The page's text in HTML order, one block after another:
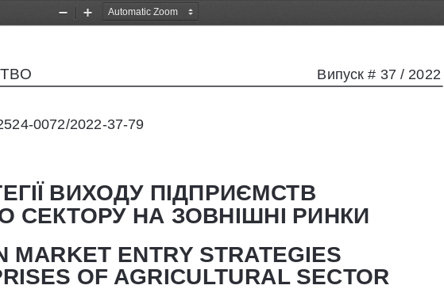
Zoom
Zoom
Випуск # 37 / 2022
0072/2022-37-79
ВИХОДУ ПІДПРИЄМСТВ
СЕКТОРУ НА ЗОВНІШНІ РИНКИ
MARKET ENTRY STRATEGIES
OF AGRICULTURAL SECTOR